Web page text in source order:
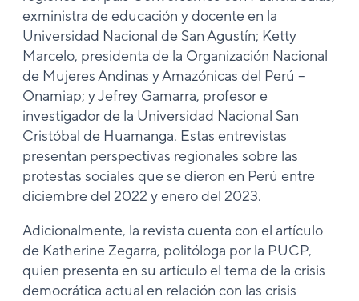
exministra de educación y docente en la
Universidad Nacional de San Agustín; Ketty
Marcelo, presidenta de la Organización Nacional
de Mujeres Andinas y Amazónicas del Perú –
Onamiap; y Jefrey Gamarra, profesor e
investigador de la Universidad Nacional San
Cristóbal de Huamanga. Estas entrevistas
presentan perspectivas regionales sobre las
protestas sociales que se dieron en Perú entre
diciembre del 2022 y enero del 2023.
Adicionalmente, la revista cuenta con el artículo
de Katherine Zegarra, politóloga por la PUCP,
quien presenta en su artículo el tema de la crisis
democrática actual en relación con las crisis